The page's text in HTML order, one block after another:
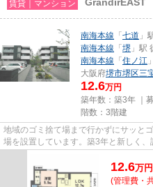
賃貸｜マンション
南海本線 「 七道 」
南海本線 「 堺 」駅
南海本線 「 住ノ江
大阪府堺市堺区三
12.6万円
築年数：築3年 ｜
階数：3階建
地域のゴミ捨て場まで行かずにサッと
場を設置しています。築3年と新しく
12.6万円
(管理費・